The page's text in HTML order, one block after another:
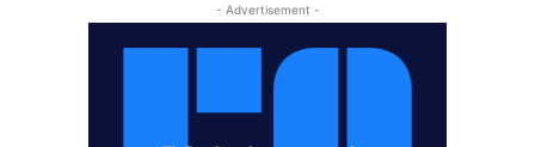
- Advertisement -